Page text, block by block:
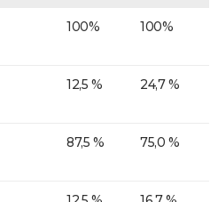
100% 100%
12,5 % 24,7 %
87,5 % 75,0 %